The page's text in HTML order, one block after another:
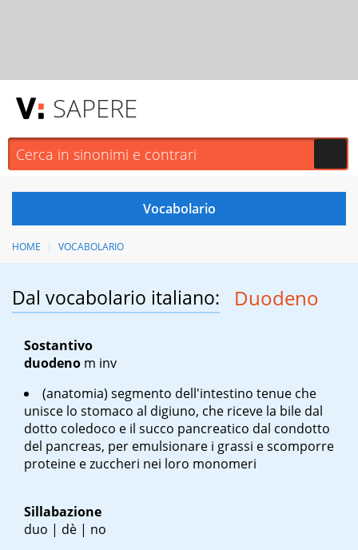
SAPERE
HOME VOCABOLARIO
Dal vocabolario italiano: Duodeno
Sostantivo
duodeno m inv
(anatomia) segmento dell'intestino tenue che
unisce lo stomaco al digiuno, che riceve la bile dal
dotto coledoco e il succo pancreatico dal condotto
del pancreas, per emulsionare i grassi e scomporre
proteine e zuccheri nei loro monomeri
Sillabazione
duo | dè | no